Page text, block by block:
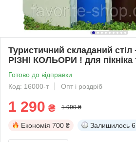
Туристичний складаний стіл
РІЗНІ КОЛЬОРИ ! для пікніка
Готово до відправки
Код: 16000-т
Опт і роздріб
1 290 ₴ 1 990 ₴
Економія 700 ₴ Залишилось